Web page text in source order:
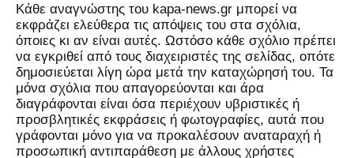
Kάθε αναγνώστης του kapa-news.gr μπορεί να
εκφράζει ελεύθερα τις απόψεις του στα σχόλια,
όποιες κι αν είναι αυτές. Ωστόσο κάθε σχόλιο πρέπει
να εγκριθεί από τους διαχειριστές της σελίδας, οπότε
δημοσιεύεται λίγη ώρα μετά την καταχώρησή του. Τα
μόνα σχόλια που απαγορεύονται και άρα
διαγράφονται είναι όσα περιέχουν υβριστικές ή
προσβλητικές εκφράσεις ή φωτογραφίες, αυτά που
γράφονται μόνο για να προκαλέσουν αναταραχή ή
προσωπική αντιπαράθεση με άλλους χρήστες